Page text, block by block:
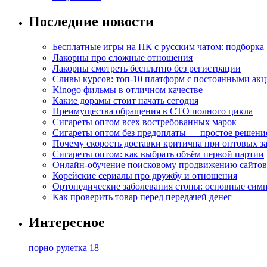
Последние новости
Бесплатные игры на ПК с русским чатом: подборка
Лакорны про сложные отношения
Лакорны смотреть бесплатно без регистрации
Сливы курсов: топ-10 платформ с постоянными
Kinogo фильмы в отличном качестве
Какие дорамы стоит начать сегодня
Преимущества обращения в СТО полного цикла
Сигареты оптом всех востребованных марок
Сигареты оптом без предоплаты — простое
Почему скорость доставки критична при оптовых
Сигареты оптом: как выбрать объём первой партии
Онлайн-обучение поисковому продвижению сайтов
Корейские сериалы про дружбу и отношения
Ортопедические заболевания стопы: основные
Как проверить товар перед передачей денег
Интересное
порно рулетка 18